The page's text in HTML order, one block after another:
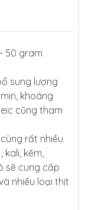
50 gram
sung lượng
khoáng
cũng tham
rất nhiều
kali, kẽm,
sẽ cung cấp
nhiều loại thịt